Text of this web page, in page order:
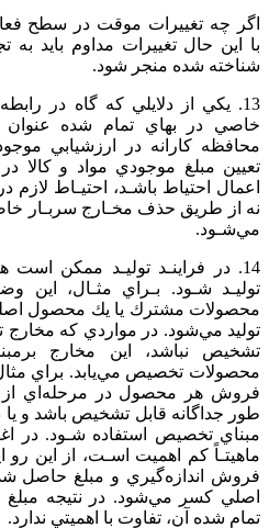
اگر چه‌ تغييرات‌ موقت‌ در سطح‌
با اين‌ حال‌ تغييرات‌ مداوم‌ بايد به‌
شناخته‌ شده‌ منجر شود.
13. يكي‌ از دلايلي‌ كه‌ گاه‌ در
خاصي‌ در بهاي‌ تمام‌ شده‌ عنوان‌
محافظه‌ كارانه‌ در ارزشيابي‌
تعيين‌ مبلغ‌ موجودي‌ مواد و کالا
اعمال‌ احتياط‌ باشـد، احتيـاط‌
نه‌ از طريق‌ حذف‌ مخـارج‌ سربـار
مي‌شـود.
14. در فراينـد توليـد ممكن‌
توليـد شـود. بـراي‌ مثـال‌، اين‌
محصولات‌ مشترك‌ يا يك‌ محصول‌
توليد مي‌شود. در مواردي‌ كه‌ مخارج‌
تشخيص‌ نباشد، اين‌ مخارج‌
محصولات‌ تخصيص‌ مي‌يابد. براي‌
فروش‌ هر محصول‌ در مرحله‌اي‌ از
طور جداگانه‌ قابل‌ تشخيص‌ باشد و يا
مبناي‌ تخصيص‌ استفاده‌ شـود. در
ماهيتـاً كم‌ اهميت‌ اسـت‌، از اين
فروش‌ اندازه‌گيري‌ و مبلغ‌ حاصل
اصلي‌ كسر مي‌شود. در نتيجه‌
تمام ‌شده‌ آن‌، تفاوت‌ با اهميتي‌ ندارد.